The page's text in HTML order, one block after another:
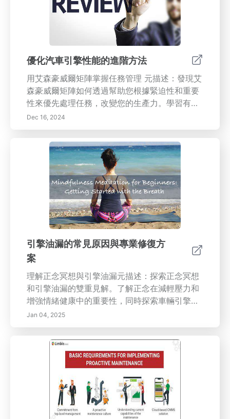
天就增強你走向正念和幸福的旅程！
優化汽車引擎性能的進階方法
用艾森豪威爾矩陣掌握任務管理 元描述：發現艾
森豪威爾矩陣如何透過幫助您根據緊迫性和重要
性來優先處理任務，改變您的生產力。學習有效
的任務管理策略、矩陣的好處，以及如何將其應
用於日常生活，以提高效率和減少壓力。關鍵
字：艾森豪威爾矩陣、任務管理、生產力、優先
排序任務、時間管理、決策、降低壓力、職業發
展、目標設定內容概述：利用艾森豪威爾矩陣釋
放有效時間管理的潛力！這個著名的工具幫助您
將任務分類為四個關鍵象限——緊急且重要、重
要但不緊急、緊急但不重要，以及既不緊急也不
重要。通過了解如何優先處理您的任務，您將提
高生產力並最小化壓力。探索將矩陣融入日常生
活的實用步驟，包括設定明確的目標和截止日
期、利用時間區塊技術，以及持續審查您的策
略。您還將獲得高效決策和個人責任的寶貴見
解。無論您是忙碌的專業人士，還是只是希望維
持更好的個人任務控制，艾森豪威爾矩陣都提供
了一種系統化的方法來實現您的目標，提高整體
效率。告別感到不堪重負，迎接成功的結構化道
路！
Dec 16, 2024
引擎油漏的常見原因與專業修復方
案
理解正念冥想與引擎油漏元描述：探索正念冥想
和引擎油漏的雙重見解。了解正念在減輕壓力和
增強情緒健康中的重要性，同時探索車輛引擎油
漏的常見原因和解決方案。增強您在心理健康和
車輛維護方面的知識。內容預覽：本指南全面探
討正念冥想的實踐，突顯其根源、好處和減壓技
巧，並提供有關識別和管理引擎油漏的實用建
議。獲得有關油漏常見原因的寶貴知識，以及如
何尋求專業修復方案的方式，同時探索正念如何
透過意識和意圖生活改變您的日常生活。無論您
是希望提升心理健康，還是維護車輛健康，本頁
面都為這兩個領域提供重要的見解和可行的步
Jan 04, 2025